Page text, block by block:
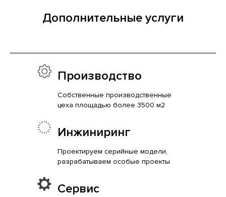
Дополнительные услуги
Производство
Собственные производственные
цеха площадью более 3500 м2
Инжиниринг
Проектируем серийные модели,
разрабатываем особые проекты
Сервис